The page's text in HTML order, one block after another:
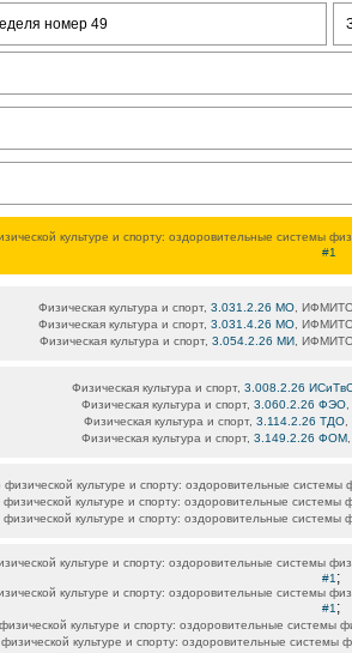
номер 49
культуре и спорту: оздоровительные системы
#1
Физическая культура и спорт, 3.031.2.26 МО ,
Физическая культура и спорт, 3.031.4.26 МО ,
Физическая культура и спорт, 3.054.2.26 МИ, ИФМИТО,
Физическая культура и спорт, 3.008.2.26
Физическая культура и спорт, 3.060.2.26 ФЭО
Физическая культура и спорт, 3.114.2.26 ТДО,
Физическая культура и спорт, 3.149.2.26 ФОМ,
культуре и спорту: оздоровительные системы
культуре и спорту: оздоровительные системы
культуре и спорту: оздоровительные системы
культуре и спорту: оздоровительные системы
#1 ;
культуре и спорту: оздоровительные системы
#1 ;
культуре и спорту: оздоровительные системы
культуре и спорту: оздоровительные системы